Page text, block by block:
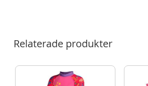
Relaterade produkter